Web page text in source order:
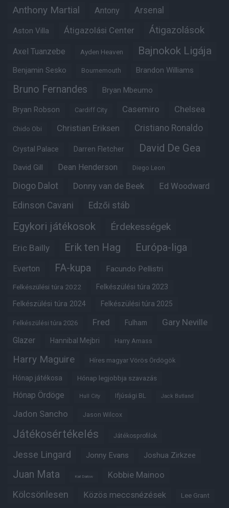
Anthony Martial Antony Arsenal
Aston Villa Átigazolási Center Átigazolások
Axel Tuanzebe Ayden Heaven Bajnokok Ligája
Benjamin Sesko Bournemouth Brandon Williams
Bruno Fernandes Bryan Mbeumo
Bryan Robson Cardiff City Casemiro Chelsea
Chido Obi Christian Eriksen Cristiano Ronaldo
Crystal Palace Darren Fletcher David De Gea
David Gill Dean Henderson Diego Leon
Diogo Dalot Donny van de Beek Ed Woodward
Edinson Cavani Edzői stáb
Egykori játékosok Érdekességek
Eric Bailly Erik ten Hag Európa-liga
Everton FA-kupa Facundo Pellistri
Felkészülési túra 2022 Felkészülési túra 2023
Felkészülési túra 2024 Felkészülési túra 2025
Felkészülési túra 2026 Fred Fulham Gary Neville
Glazer Hannibal Mejbri Harry Amass
Harry Maguire Híres magyar Vörös Ördögök
Hónap játékosa Hónap legjobbja szavazás
Hónap Ördöge Hull City Ifjúsági BL Jack Butland
Jadon Sancho Jason Wilcox
Játékosértékelés Játékosprofilok
Jesse Lingard Jonny Evans Joshua Zirkzee
Juan Mata Karl Darlow Kobbie Mainoo
Kölcsönlesen Közös meccsnézések Lee Grant